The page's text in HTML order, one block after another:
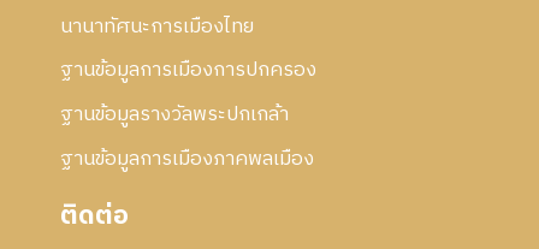
นานาทัศนะการเมืองไทย
ฐานข้อมูลการเมืองการปกครอง
ฐานข้อมูลรางวัลพระปกเกล้า
ฐานข้อมูลการเมืองภาคพลเมือง
ติดต่อ